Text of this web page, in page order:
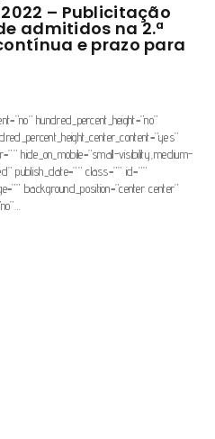
– Publicitação
admitidos na 2.ª
e prazo para
hundred_percent_height=”no”
hide_on_mobile=”small-visibility,medium-
publish_date=”” class=”” id=””
background_position=”center center”